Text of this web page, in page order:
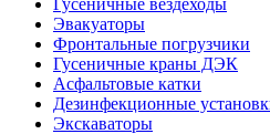
Гусеничные вездеходы
Эвакуаторы
Фронтальные погрузчики
Гусеничные краны ДЭК
Асфальтовые катки
Дезинфекционные
Экскаваторы